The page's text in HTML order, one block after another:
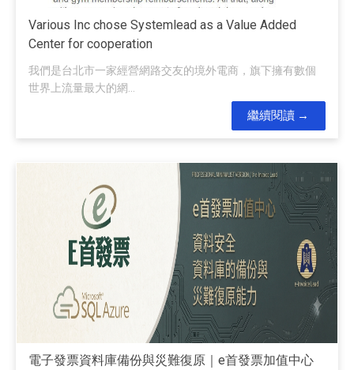
Various Inc chose Systemlead as a Value Added
Center for cooperation
我們是台北市一家經營網路交友的境外電商，旗下擁有數個
世界上流量最大的網...
繼續閱讀
電子發票資料庫備份與災難復原｜e首發票加值中心